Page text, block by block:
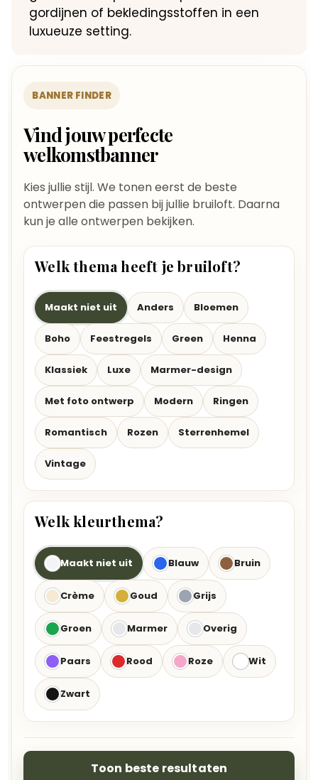
gordijnen of bekledingsstoffen in een
luxueuze setting.
BANNER FINDER
Vind jouw perfecte
welkomstbanner
Kies jullie stijl. We tonen eerst de beste
ontwerpen die passen bij jullie bruiloft. Daarna
kun je alle ontwerpen bekijken.
Welk thema heeft je bruiloft?
Maakt niet uit Anders Bloemen
Boho Feestregels Green Henna
Klassiek Luxe Marmer-design
Met foto ontwerp Modern Ringen
Romantisch Rozen Sterrenhemel
Vintage
Welk kleurthema?
Maakt niet uit Blauw Bruin
Crème Goud Grijs
Groen Marmer Overig
Paars Rood Roze Wit
Zwart
Toon beste resultaten